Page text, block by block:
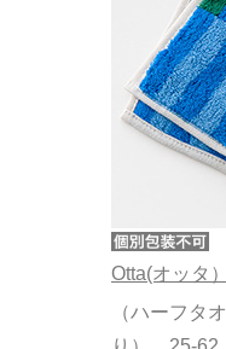
Otta(オッタ）
（ハーフタ